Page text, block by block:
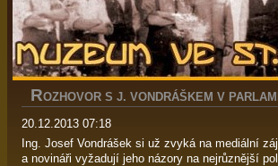
ROZHOVOR S J. VONDRÁŠKEM V
20.12.2013 07:18
Ing. Josef Vondrášek si už zvyká na mediální
a novináři vyžadují jeho názory na nejrůznější